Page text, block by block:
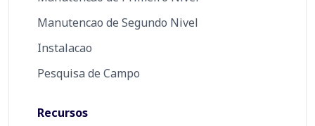
Manutencao de Segundo Nivel
Instalacao
Pesquisa de Campo
Recursos